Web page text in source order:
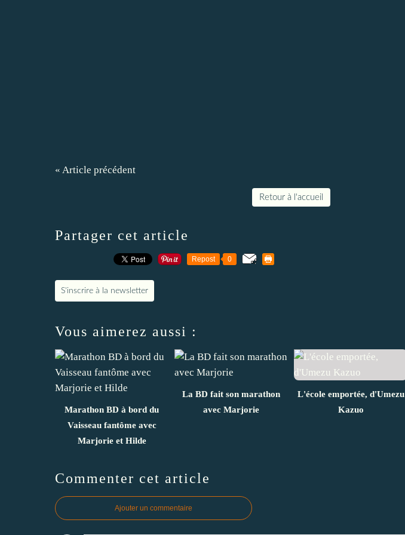
« Article précédent
Retour à l'accueil
Partager cet article
Repost 0
S'inscrire à la newsletter
Vous aimerez aussi :
Marathon BD à bord du
Vaisseau fantôme avec
Marjorie et Hilde
La BD fait son marathon
avec Marjorie
L'école emportée, d'Umezu
Kazuo
Commenter cet article
Ajouter un commentaire